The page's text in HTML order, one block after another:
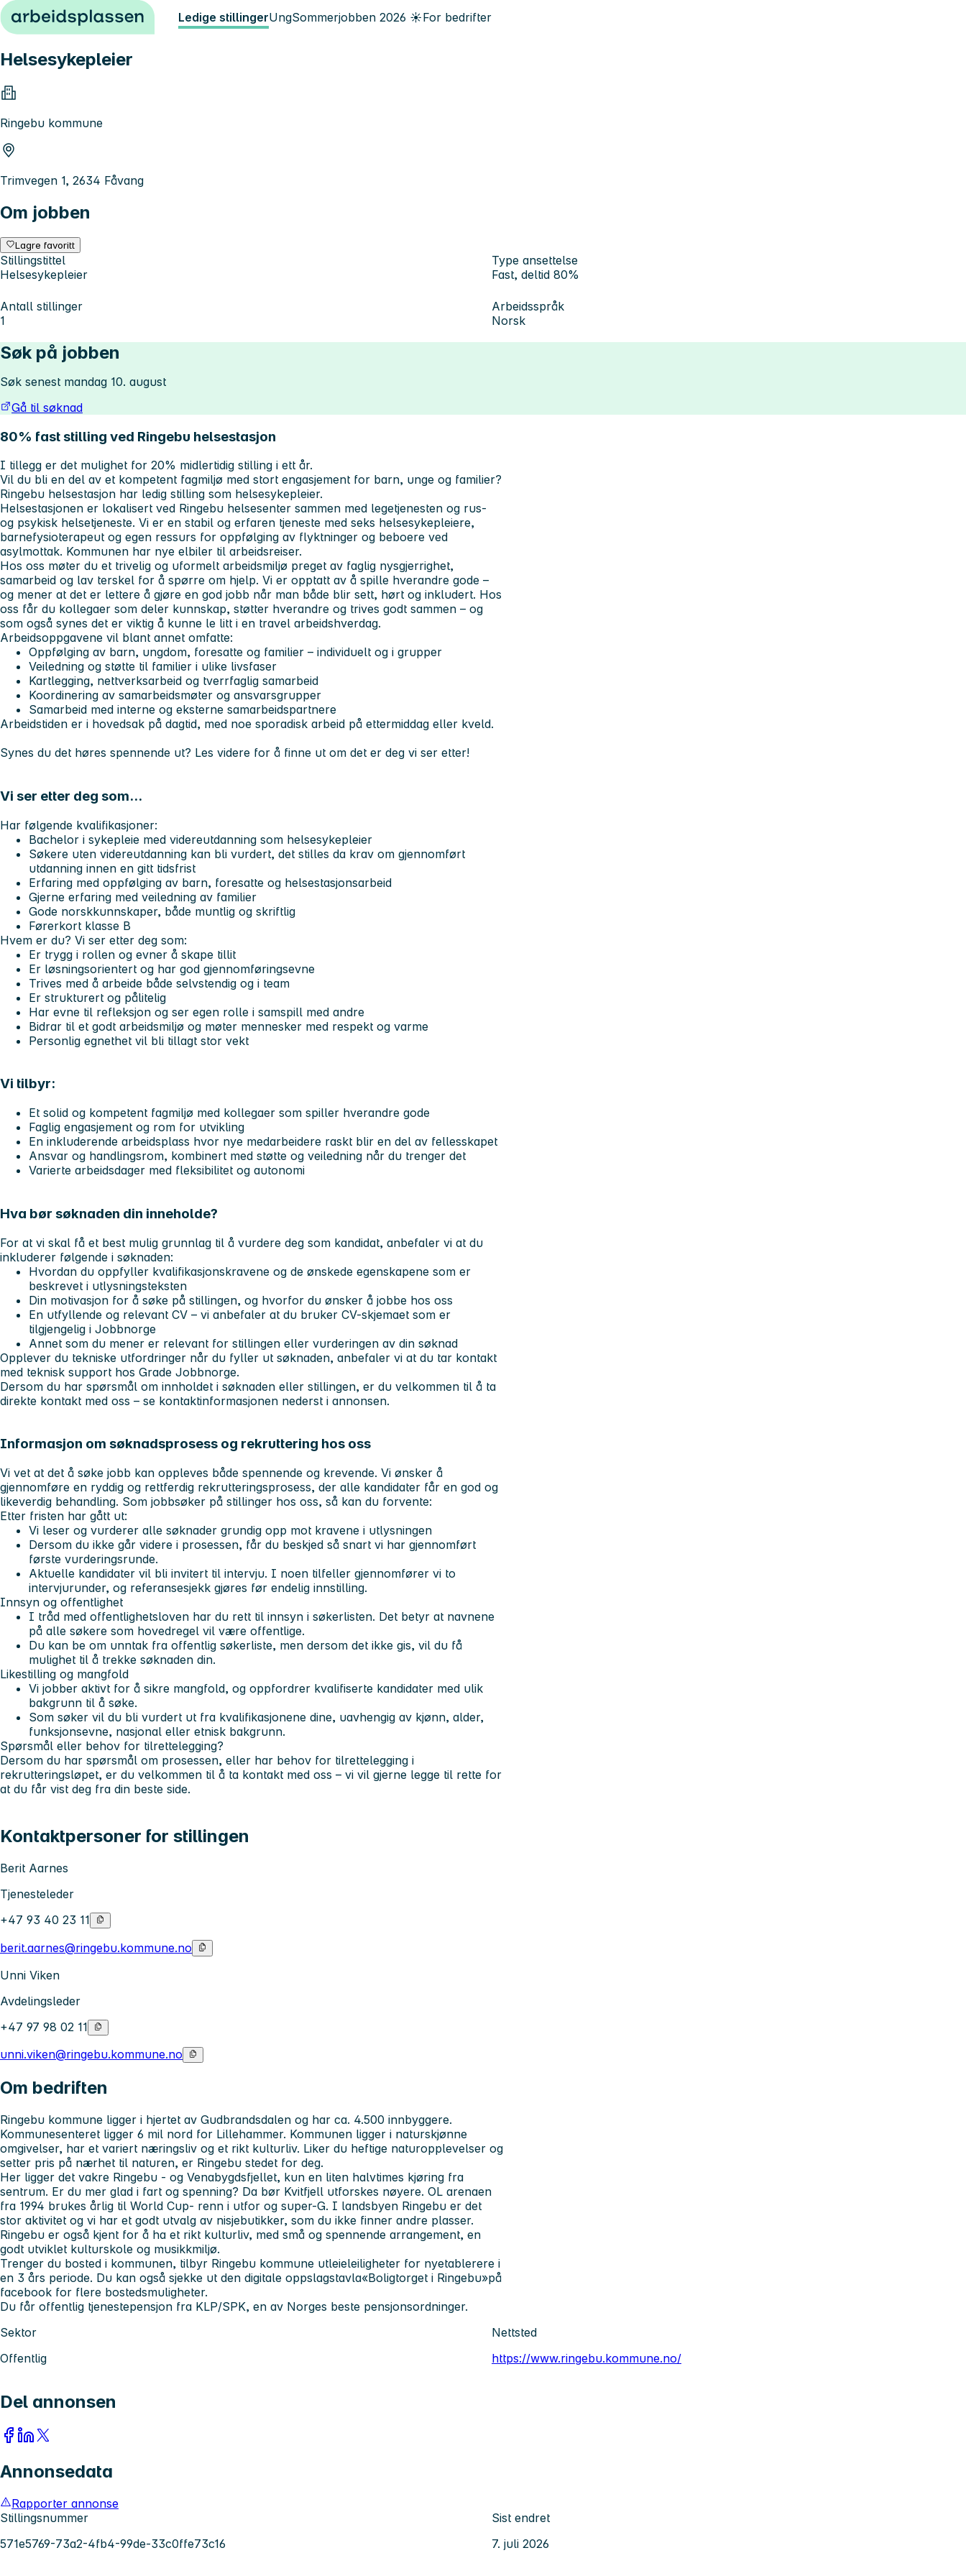
Hopp til innhold Ledige stillingerUngSommerjobben 2026 ☀️For bedrifter
Helsesykepleier
Ringebu kommune
Trimvegen 1, 2634 Fåvang
Om jobben
Lagre favoritt
Stillingstittel
Helsesykepleier
Type ansettelse
Fast, deltid 80%
Antall stillinger
1
Arbeidsspråk
Norsk
Søk på jobben
Søk senest mandag 10. august
Gå til søknad
80% fast stilling ved Ringebu helsestasjon
I tillegg er det mulighet for 20% midlertidig stilling i ett år.
Vil du bli en del av et kompetent fagmiljø med stort engasjement for barn, unge og familier?
Ringebu helsestasjon har ledig stilling som helsesykepleier.
Helsestasjonen er lokalisert ved Ringebu helsesenter sammen med legetjenesten og rus-
og psykisk helsetjeneste. Vi er en stabil og erfaren tjeneste med seks helsesykepleiere,
barnefysioterapeut og egen ressurs for oppfølging av flyktninger og beboere ved
asylmottak. Kommunen har nye elbiler til arbeidsreiser.
Hos oss møter du et trivelig og uformelt arbeidsmiljø preget av faglig nysgjerrighet,
samarbeid og lav terskel for å spørre om hjelp. Vi er opptatt av å spille hverandre gode –
og mener at det er lettere å gjøre en god jobb når man både blir sett, hørt og inkludert. Hos
oss får du kollegaer som deler kunnskap, støtter hverandre og trives godt sammen – og
som også synes det er viktig å kunne le litt i en travel arbeidshverdag.
Arbeidsoppgavene vil blant annet omfatte:
Oppfølging av barn, ungdom, foresatte og familier – individuelt og i grupper
Veiledning og støtte til familier i ulike livsfaser
Kartlegging, nettverksarbeid og tverrfaglig samarbeid
Koordinering av samarbeidsmøter og ansvarsgrupper
Samarbeid med interne og eksterne samarbeidspartnere
Arbeidstiden er i hovedsak på dagtid, med noe sporadisk arbeid på ettermiddag eller kveld.
Synes du det høres spennende ut? Les videre for å finne ut om det er deg vi ser etter!
Vi ser etter deg som...
Har følgende kvalifikasjoner:
Bachelor i sykepleie med videreutdanning som helsesykepleier
Søkere uten videreutdanning kan bli vurdert, det stilles da krav om gjennomført
utdanning innen en gitt tidsfrist
Erfaring med oppfølging av barn, foresatte og helsestasjonsarbeid
Gjerne erfaring med veiledning av familier
Gode norskkunnskaper, både muntlig og skriftlig
Førerkort klasse B
Hvem er du? Vi ser etter deg som:
Er trygg i rollen og evner å skape tillit
Er løsningsorientert og har god gjennomføringsevne
Trives med å arbeide både selvstendig og i team
Er strukturert og pålitelig
Har evne til refleksjon og ser egen rolle i samspill med andre
Bidrar til et godt arbeidsmiljø og møter mennesker med respekt og varme
Personlig egnethet vil bli tillagt stor vekt
Vi tilbyr:
Et solid og kompetent fagmiljø med kollegaer som spiller hverandre gode
Faglig engasjement og rom for utvikling
En inkluderende arbeidsplass hvor nye medarbeidere raskt blir en del av fellesskapet
Ansvar og handlingsrom, kombinert med støtte og veiledning når du trenger det
Varierte arbeidsdager med fleksibilitet og autonomi
Hva bør søknaden din inneholde?
For at vi skal få et best mulig grunnlag til å vurdere deg som kandidat, anbefaler vi at du
inkluderer følgende i søknaden:
Hvordan du oppfyller kvalifikasjonskravene og de ønskede egenskapene som er
beskrevet i utlysningsteksten
Din motivasjon for å søke på stillingen, og hvorfor du ønsker å jobbe hos oss
En utfyllende og relevant CV – vi anbefaler at du bruker CV-skjemaet som er
tilgjengelig i Jobbnorge
Annet som du mener er relevant for stillingen eller vurderingen av din søknad
Opplever du tekniske utfordringer når du fyller ut søknaden, anbefaler vi at du tar kontakt
med teknisk support hos Grade Jobbnorge.
Dersom du har spørsmål om innholdet i søknaden eller stillingen, er du velkommen til å ta
direkte kontakt med oss – se kontaktinformasjonen nederst i annonsen.
Informasjon om søknadsprosess og rekruttering hos oss
Vi vet at det å søke jobb kan oppleves både spennende og krevende. Vi ønsker å
gjennomføre en ryddig og rettferdig rekrutteringsprosess, der alle kandidater får en god og
likeverdig behandling. Som jobbsøker på stillinger hos oss, så kan du forvente:
Etter fristen har gått ut:
Vi leser og vurderer alle søknader grundig opp mot kravene i utlysningen
Dersom du ikke går videre i prosessen, får du beskjed så snart vi har gjennomført
første vurderingsrunde.
Aktuelle kandidater vil bli invitert til intervju. I noen tilfeller gjennomfører vi to
intervjurunder, og referansesjekk gjøres før endelig innstilling.
Innsyn og offentlighet
I tråd med offentlighetsloven har du rett til innsyn i søkerlisten. Det betyr at navnene
på alle søkere som hovedregel vil være offentlige.
Du kan be om unntak fra offentlig søkerliste, men dersom det ikke gis, vil du få
mulighet til å trekke søknaden din.
Likestilling og mangfold
Vi jobber aktivt for å sikre mangfold, og oppfordrer kvalifiserte kandidater med ulik
bakgrunn til å søke.
Som søker vil du bli vurdert ut fra kvalifikasjonene dine, uavhengig av kjønn, alder,
funksjonsevne, nasjonal eller etnisk bakgrunn.
Spørsmål eller behov for tilrettelegging?
Dersom du har spørsmål om prosessen, eller har behov for tilrettelegging i
rekrutteringsløpet, er du velkommen til å ta kontakt med oss – vi vil gjerne legge til rette for
at du får vist deg fra din beste side.
Kontaktpersoner for stillingen
Berit Aarnes
Tjenesteleder
+47 93 40 23 11
berit.aarnes@ringebu.kommune.no
Unni Viken
Avdelingsleder
+47 97 98 02 11
unni.viken@ringebu.kommune.no
Om bedriften
Ringebu kommune ligger i hjertet av Gudbrandsdalen og har ca. 4.500 innbyggere.
Kommunesenteret ligger 6 mil nord for Lillehammer. Kommunen ligger i naturskjønne
omgivelser, har et variert næringsliv og et rikt kulturliv. Liker du heftige naturopplevelser og
setter pris på nærhet til naturen, er Ringebu stedet for deg.
Her ligger det vakre Ringebu - og Venabygdsfjellet, kun en liten halvtimes kjøring fra
sentrum. Er du mer glad i fart og spenning? Da bør Kvitfjell utforskes nøyere. OL arenaen
fra 1994 brukes årlig til World Cup- renn i utfor og super-G. I landsbyen Ringebu er det
stor aktivitet og vi har et godt utvalg av nisjebutikker, som du ikke finner andre plasser.
Ringebu er også kjent for å ha et rikt kulturliv, med små og spennende arrangement, en
godt utviklet kulturskole og musikkmiljø.
Trenger du bosted i kommunen, tilbyr Ringebu kommune utleieleiligheter for nyetablerere i
en 3 års periode. Du kan også sjekke ut den digitale oppslagstavla«Boligtorget i Ringebu»på
facebook for flere bostedsmuligheter.
Du får offentlig tjenestepensjon fra KLP/SPK, en av Norges beste pensjonsordninger.
Sektor
Offentlig
Nettsted
https://www.ringebu.kommune.no/
Del annonsen
Annonsedata
Rapporter annonse
Stillingsnummer
571e5769-73a2-4fb4-99de-33c0ffe73c16
Sist endret
7. juli 2026